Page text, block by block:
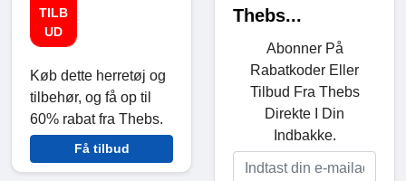
TILB
UD
Køb dette herretøj og
tilbehør, og få op til
60% rabat fra Thebs.
Få tilbud
Thebs...
Abonner På
Rabatkoder Eller
Tilbud Fra Thebs
Direkte I Din
Indbakke.